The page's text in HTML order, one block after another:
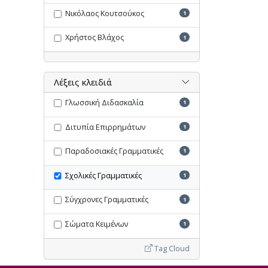
Νικόλαος Κουτσούκος 1
Χρήστος Βλάχος 1
Λέξεις κλειδιά
Γλωσσική Διδασκαλία 1
Διτυπία Επιρρημάτων 1
Παραδοσιακές Γραμματικές 1
Σχολικές Γραμματικές 1
Σύγχρονες Γραμματικές 1
Σώματα Κειμένων 1
Tag Cloud